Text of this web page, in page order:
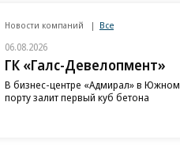
Новости компаний Все
06.08.2026
ГК «Галс-Девелопмент»
В бизнес-центре «Адмирал» в Южном
порту залит первый куб бетона